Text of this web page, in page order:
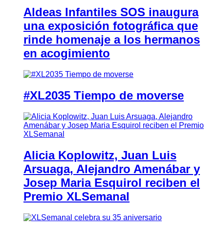
Aldeas Infantiles SOS inaugura
una exposición fotográfica que
rinde homenaje a los hermanos
en acogimiento
#XL2035 Tiempo de moverse
Alicia Koplowitz, Juan Luis
Arsuaga, Alejandro Amenábar y
Josep Maria Esquirol reciben el
Premio XLSemanal